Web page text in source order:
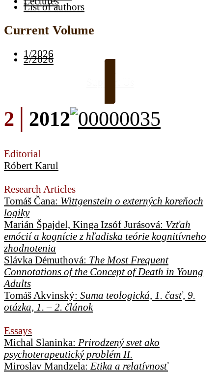
List of authors
Current Volume
1/2026
2/2026
2│ 2012
Editorial
Róbert Karul
Research Articles
Tomáš Čana: Wittgenstein o externých koreňoch
logiky
Marián Špajdel, Kinga Izsóf Jurásová: Vzťah
emócií a kognície z hľadiska teórie kognitívneho
zhodnotenia
Slávka Démuthová: The Most Frequent
Connotations of the Concept of Death in Young
Adults
Tomáš Akvinský: Suma teologická, 1. časť, 9.
otázka, 1. – 2. článok
Essays
Michal Slaninka: Prirodzený svet ako
psychoterapeutický problém II.
Miroslav Mandzela: Etika a relatívnosť